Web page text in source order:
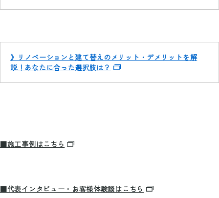
》リノベーションと建て替えのメリット・デメリットを解
説！あなたに合った選択肢は？
■施工事例はこちら
■代表インタビュー・お客様体験談はこちら